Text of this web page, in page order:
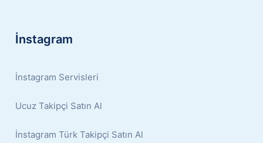
İnstagram
İnstagram Servisleri
Ucuz Takipçi Satın Al
İnstagram Türk Takipçi Satın Al